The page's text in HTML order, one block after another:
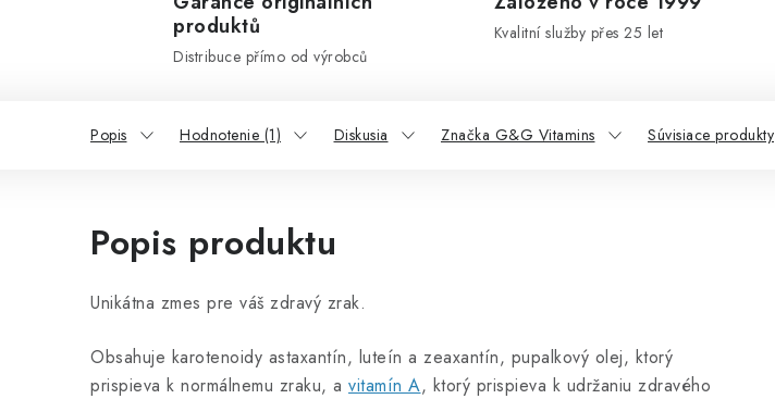
produktů
Distribuce přímo od výrobců
Kvalitní služby přes 25 let
Popis Hodnotenie (1) Diskusia Značka G&G Vitamins Súvisiace produkty
Popis produktu
Unikátna zmes pre váš zdravý zrak.
Obsahuje karotenoidy astaxantín, luteín a zeaxantín, pupalkový olej, ktorý
prispieva k normálnemu zraku, a vitamín A, ktorý prispieva k udržaniu zdravého